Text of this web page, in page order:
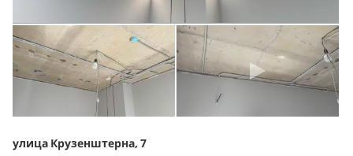
улица Крузенштерна, 7